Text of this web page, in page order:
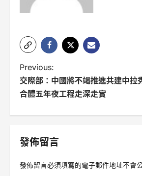
P
o
n
Previous:
交際部：中國將不竭推進共建中拉
合體五年夜工程走深走實
發佈留言
發佈留言必須填寫的電子郵件地址不會